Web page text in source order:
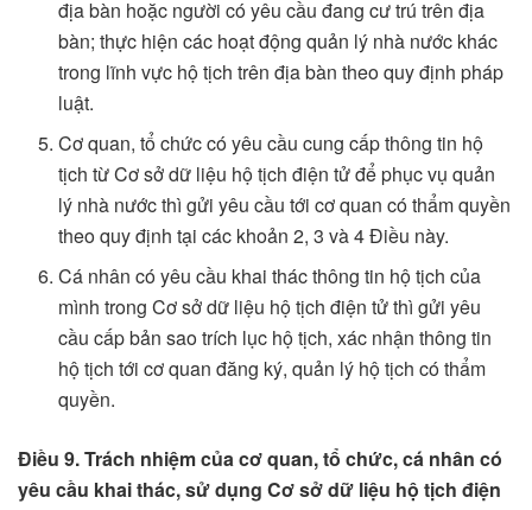
địa bàn hoặc người có yêu cầu đang cư trú trên địa
bàn; thực hiện các hoạt động quản lý nhà nước khác
trong lĩnh vực hộ tịch trên địa bàn theo quy định pháp
luật.
Cơ quan, tổ chức có yêu cầu cung cấp thông tin hộ
tịch từ Cơ sở dữ liệu hộ tịch điện tử để phục vụ quản
lý nhà nước thì gửi yêu cầu tới cơ quan có thẩm quyền
theo quy định tại các khoản 2, 3 và 4 Điều này.
Cá nhân có yêu cầu khai thác thông tin hộ tịch của
mình trong Cơ sở dữ liệu hộ tịch điện tử thì gửi yêu
cầu cấp bản sao trích lục hộ tịch, xác nhận thông tin
hộ tịch tới cơ quan đăng ký, quản lý hộ tịch có thẩm
quyền.
Điều 9. Trách nhiệm của cơ quan, tổ chức, cá nhân có
yêu cầu khai thác, sử dụng Cơ sở dữ liệu hộ tịch điện